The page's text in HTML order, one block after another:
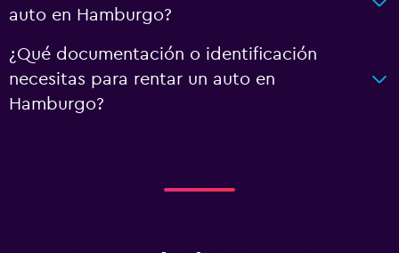
auto en Hamburgo?
¿Qué documentación o identificación
necesitas para rentar un auto en
Hamburgo?